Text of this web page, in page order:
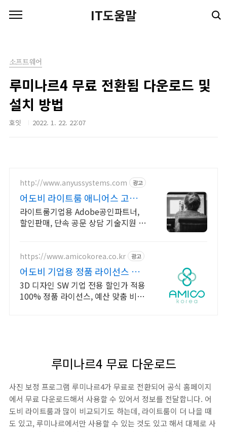
IT도움말
소프트웨어
루미나르4 무료 전환됨 다운로드 및
설치 방법
호잇 2022. 1. 22. 22:07
http://www.anyussystems.com 광고
어도비 라이트룸 애니어스 고객과
소통하는 IT 파트너
라이트룸기업용 Adobe공인파트너,
할인판매, 단속 공문 상담 기술지원 소
니다.
https://www.amicokorea.co.kr 광고
어도비 기업용 정품 라이선스 맞
춤 견적 무료 상담
3D 디자인 SW 기업 전용 할인가 적용
100% 정품 라이선스, 예산 맞춤 비용
루미나르4 무료 다운로드
사진 보정 프로그램 루미나르4가 무료로 전환되어 공식 홈페이지
에서 무료 다운로드해서 사용할 수 있어서 정보를 전달합니다. 어
도비 라이트룸과 많이 비교되기도 하는데, 라이트룸이 더 나을 때
도 있고, 루미나르에서만 사용할 수 있는 것도 있고 해서 대체로 사